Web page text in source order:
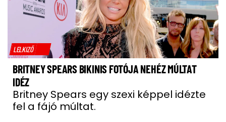
LELKIZŐ
BRITNEY SPEARS BIKINIS FOTÓJA NEHÉZ MÚLTAT
IDÉZ
Britney Spears egy szexi képpel idézte
fel a fájó múltat.